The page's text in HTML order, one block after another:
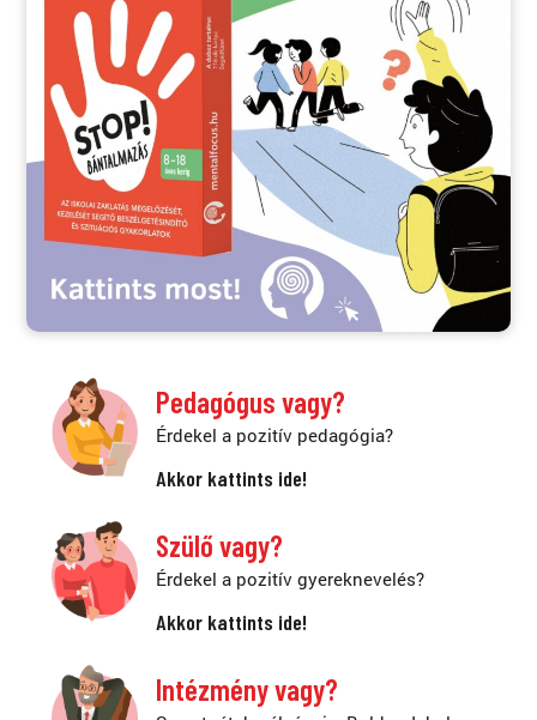
Pedagógus vagy?
Érdekel a pozitív pedagógia?
Akkor kattints ide!
Szülő vagy?
Érdekel a pozitív gyereknevelés?
Akkor kattints ide!
Intézmény vagy?